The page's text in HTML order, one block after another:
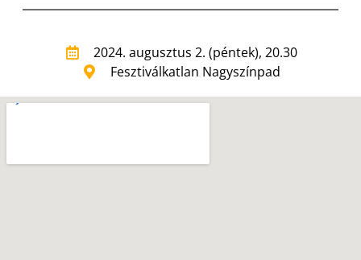
2024. augusztus 2. (péntek), 20.30
Fesztiválkatlan Nagyszínpad